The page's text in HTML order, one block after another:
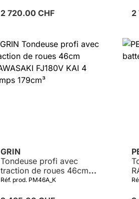
2 720.00 CHF 2
GRIN
Tondeuse profi avec
traction de roues 46cm
KAWASAKI FJ180V KAI 4
Réf. prod. PM46A_K